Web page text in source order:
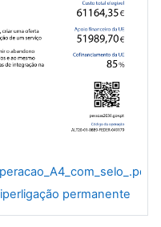
permanente